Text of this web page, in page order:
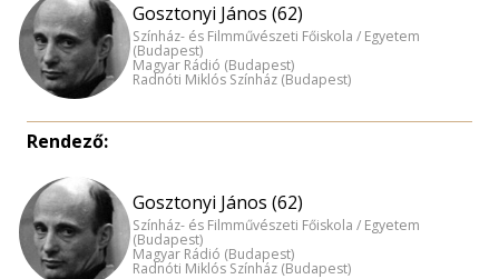
Gosztonyi János (62)
Színház- és Filmművészeti Főiskola / Egyetem
(Budapest)
Magyar Rádió (Budapest)
Radnóti Miklós Színház (Budapest)
Rendező:
Gosztonyi János (62)
Színház- és Filmművészeti Főiskola / Egyetem
(Budapest)
Magyar Rádió (Budapest)
Radnóti Miklós Színház (Budapest)